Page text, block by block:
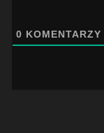
0 KOMENTARZY